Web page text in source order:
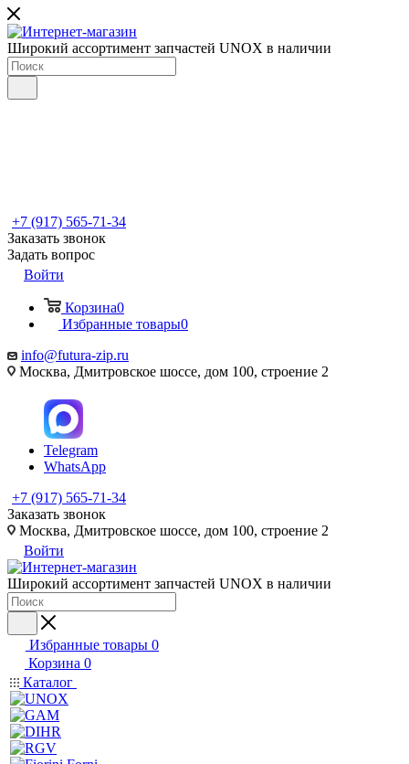
Широкий ассортимент запчастей UNOX в наличии
+7 (917) 565-71-34
Заказать звонок
Задать вопрос
Войти
Корзина0
Избранные товары0
info@futura-zip.ru
Москва, Дмитровское шоссе, дом 100, строение 2
Telegram
WhatsApp
+7 (917) 565-71-34
Заказать звонок
Москва, Дмитровское шоссе, дом 100, строение 2
Войти
Широкий ассортимент запчастей UNOX в наличии
Избранные товары 0
Корзина 0
Каталог